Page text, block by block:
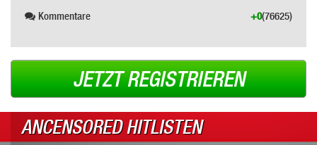
Kommentare (76625)
+0
JETZT REGISTRIEREN
ANCENSORED HITLISTEN